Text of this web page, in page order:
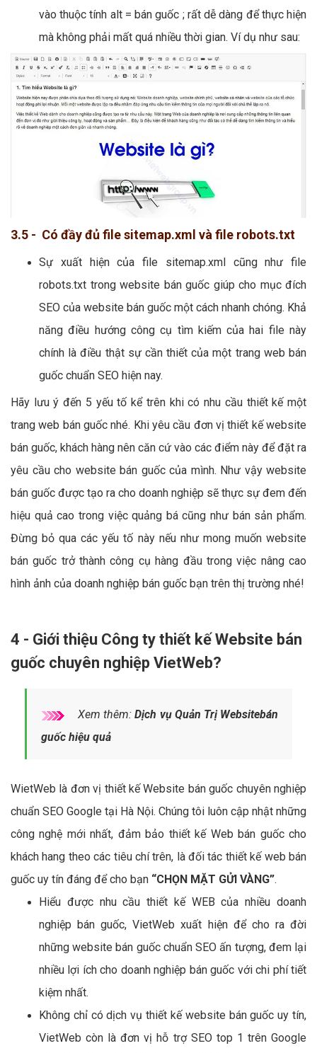
vào thuộc tính alt = bán guốc ; rất dễ dàng để thực hiện
mà không phải mất quá nhiều thời gian. Ví dụ như sau:
3.5 - Có đầy đủ file sitemap.xml và file robots.txt
Sự xuất hiện của file sitemap.xml cũng như file
robots.txt trong website bán guốc giúp cho mục đích
SEO của website bán guốc một cách nhanh chóng. Khả
năng điều hướng công cụ tìm kiếm của hai file này
chính là điều thật sự cần thiết của một trang web bán
guốc chuẩn SEO hiện nay.
Hãy lưu ý đến 5 yếu tố kể trên khi có nhu cầu thiết kế một
trang web bán guốc nhé. Khi yêu cầu đơn vị thiết kế website
bán guốc, khách hàng nên căn cứ vào các điểm này để đặt ra
yêu cầu cho website bán guốc của mình. Như vậy website
bán guốc được tạo ra cho doanh nghiệp sẽ thực sự đem đến
hiệu quả cao trong việc quảng bá cũng như bán sản phẩm.
Đừng bỏ qua các yếu tố này nếu như mong muốn website
bán guốc trở thành công cụ hàng đầu trong việc nâng cao
hình ảnh của doanh nghiệp bán guốc bạn trên thị trường nhé!
4 - Giới thiệu Công ty thiết kế Website bán
guốc chuyên nghiệp VietWeb?
Xem thêm:Dịch vụ Quản Trị Websitebán
guốc hiệu quả
WietWeb là đơn vị thiết kế Website bán guốc chuyên nghiệp
chuẩn SEO Google tại Hà Nội. Chúng tôi luôn cập nhật những
công nghệ mới nhất, đảm bảo thiết kế Web bán guốc cho
khách hang theo các tiêu chí trên, là đối tác thiết kế web bán
guốc uy tín đáng để cho bạn “CHỌN MẶT GỬI VÀNG”.
Hiểu được nhu cầu thiết kế WEB của nhiều doanh
nghiệp bán guốc, VietWeb xuất hiện để cho ra đời
những website bán guốc chuẩn SEO ấn tượng, đem lại
nhiều lợi ích cho doanh nghiệp bán guốc với chi phí tiết
kiệm nhất.
Không chỉ có dịch vụ thiết kế website bán guốc uy tín,
VietWeb còn là đơn vị hỗ trợ SEO top 1 trên Google